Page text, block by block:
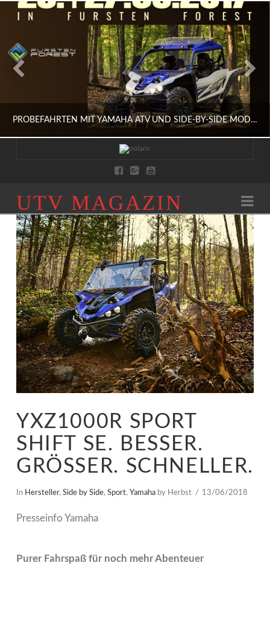
PROBEFAHRTEN MIT YAMAHA ATV UND SIDE-BY-SIDE MODELLEN IM FÜRSTEN FOREST
AUSFAHRTEN, HERSTELLER, SIDE BY SIDE, SPORT, SZENE, UTV, YAMAHA
AUGUST 5, 2017
UTV
MAGAZIN
UTV MAGAZIN
YXZ1000R SPORT
SHIFT SE. BESSER.
GRÖSSER. SCHNELLER.
In Hersteller, Side by Side, Sport, Yamahaby Herbst 13/06/2018
Presseinfo Yamaha
Purer Fahrspaß für noch mehr Abenteuer